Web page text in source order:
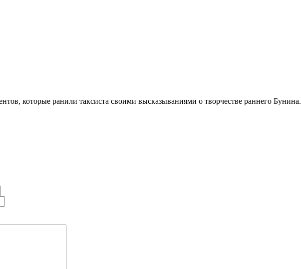
которые ранили таксиста своими высказываниями о творчестве раннего Бунина.